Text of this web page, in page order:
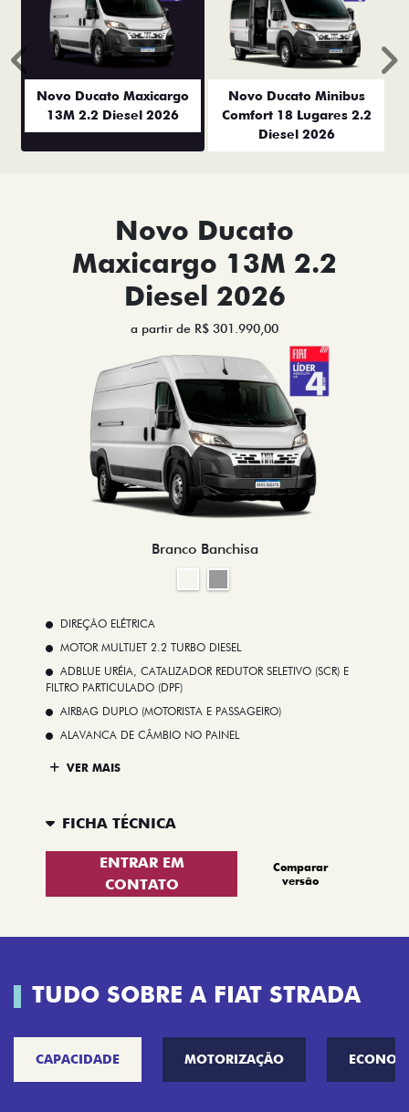
Novo Ducato Maxicargo
13M 2.2 Diesel 2026
Novo Ducato Minibus
Comfort 18 Lugares 2.2
Diesel 2026
Anterior
Novo Ducato
Maxicargo 13M 2.2
Diesel 2026
a partir de R$ 301.990,00
Branco Banchisa
DIREÇÃO ELÉTRICA
MOTOR MULTIJET 2.2 TURBO DIESEL
ADBLUE URÉIA, CATALIZADOR REDUTOR SELETIVO (SCR) E
FILTRO PARTICULADO (DPF)
AIRBAG DUPLO (MOTORISTA E PASSAGEIRO)
ALAVANCA DE CÂMBIO NO PAINEL
VER MAIS
FICHA TÉCNICA
ENTRAR EM
CONTATO
Comparar
versão
TUDO SOBRE A FIAT STRADA
CAPACIDADE MOTORIZAÇÃO